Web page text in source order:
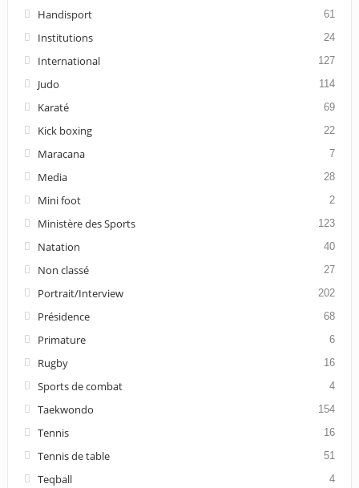
Handisport 61
Institutions 24
International 127
Judo 114
Karaté 69
Kick boxing 22
Maracana 7
Media 28
Mini foot 2
Ministère des Sports 123
Natation 40
Non classé 27
Portrait/Interview 202
Présidence 68
Primature 6
Rugby 16
Sports de combat 4
Taekwondo 154
Tennis 16
Tennis de table 51
Teqball 4